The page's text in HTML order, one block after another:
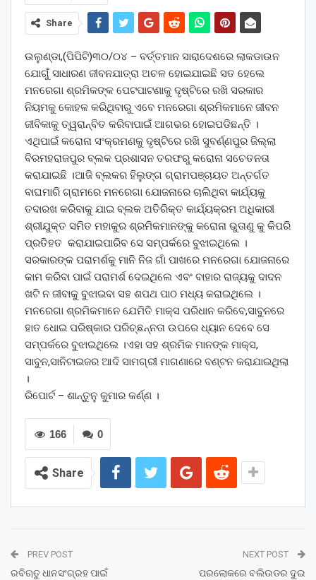
Share
ଉଲୁଣ୍ଡା,(ପିପିଟି)୩୦/୦୪ – ବର୍ତ୍ତମାନ ସାରାଦେଶରେ ଲାକଡାଉନ
ଯୋଗୁଁ ସାଧାରଣ ଜୀବନଯାତ୍ରା ଅଚଳ ହୋଇଯାଇଛି ସତ ହେଲେ
ମନରେଗା ଶ୍ରମିକଙ୍କ ପେଟପାଟଣାକୁ ଦୃଷ୍ଟିରେ ରଖି ସରକାର
ନିୟମକୁ କୋହଳ କରିଥିବାରୁ ଏବେ ମନରେଗା ଶ୍ରମିକମାନେ ଜୀବନ
ଜୀବିକାକୁ ତ୍ୱରାନ୍ବିତ କରିବାପାଇଁ ଆଗଭର ହୋଇପଡିଛନ୍ତି ।
ଏଥିପାଇଁ କରୋନା ସଂକ୍ରମଣକୁ ଦୃଷ୍ଟିରେ ରଖି ସୁବର୍ଣ୍ଣପୁର ଜିଲ୍ଲା
ବିରମହରାଜପୁର ବ୍ଲକ ପ୍ରଶାସନ ତରଫରୁ କରୋନା ସଚେତନତା
କରାଯାଇଛି ।ଆଜି ବ୍ଲକର ହିଲୁଙ୍ଗ ଗ୍ରାମପଞ୍ଚାୟତ ଅନ୍ତର୍ଗତ
ବାଘମାରି ଗ୍ରାମରେ ମନରେଗା ଯୋଜନାରେ ଚାଲିଥିବା କାର୍ଯ୍ୟକୁ
ତଦାରଖ କରିବାକୁ ଯାଇ ବ୍ଲକ ଅତିରିକ୍ତ କାର୍ଯ୍ୟକ୍ରମ ଅଧିକାରୀ
ଶ୍ରୀଯୁକ୍ତ ସମିତ ମହାକୁର ଶ୍ରମିକମାନଙ୍କୁ କରୋନା ଭୁତାଣୁ କୁ କିପରି
ପ୍ରତିହତ କରାଯାଇପାରିବ ସେ ସମ୍ପର୍କରେ ବୁଝାଇଥିଲେ ।
ସରକାରଙ୍କ ପରାମର୍ଶକୁ ମାନି ନିଜ ଗାଁ ପାଖରେ ମନରେଗା ଯୋଜନାରେ
କାମ କରିବା ପାଇଁ ପରାମର୍ଶ ଦେଇଥିଲେ ଏବଂ ବାହାର ରାଜ୍ୟକୁ ଦାଦନ
ଖଟି ନ ଜୀବାକୁ ବୁଝାଇବା ସହ ଶପଥ ପାଠ ମଧ୍ୟ କରାଇଥିଲେ ।
ମନରେଗା ଶ୍ରମିକମାନେ ଯେମିତି ମାକ୍ସ ପରିଧାନ କରିବେ,ସାବୁନରେ
ହାତ ଧୋଇ ପରିଷ୍କାର ପରିଚ୍ଛନ୍ନତା ଉପରେ ଧ୍ୟାନ ଦେବେ ସେ
ସମ୍ପର୍କରେ ବୁଝାଇଥିଲେ ।ଏହା ସହ ଶ୍ରମିକ ମାନଙ୍କ ମାକ୍ସ,
ସାବୁନ,ସାନିଟାଇଜର ଆଦି ସାମଗ୍ରୀ ମାଗଣାରେ ବଣ୍ଟନ କରାଯାଇଥିଲା
।
ରିପୋର୍ଟ – ଶାନ୍ତୁନୁ କୁମାର କର୍ଣ୍ଣ ।
0
166
Share
PREV POST
ରବିଋତୁ ଧାନସଂଗ୍ରହ ପାଇଁ
NEXT POST
ପରଲୋକରେ ବଲିଉଡର ଦୁଇ